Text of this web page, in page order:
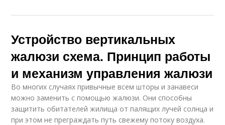
Устройство вертикальных
жалюзи схема. Принцип работы
и механизм управления жалюзи
Во многих случаях привычные всем шторы и занавеси
можно заменить с помощью жалюзи. Они способны
защитить обитателей жилища от палящих лучей солнца и
при этом не преграждать путь свежему потоку воздуха.